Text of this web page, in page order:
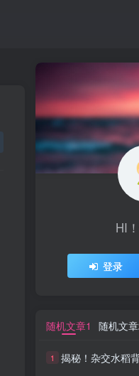
HI
登录
随机文章1 随机文
1 揭秘！杂交水稻背
HI
登录
随机文章1 随机文
1 揭秘！杂交水稻背